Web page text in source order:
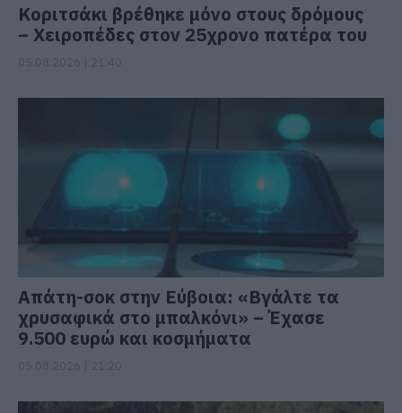
Κοριτσάκι βρέθηκε μόνο στους δρόμους
– Χειροπέδες στον 25χρονο πατέρα του
Απάτη-σοκ στην Εύβοια: «Βγάλτε τα
χρυσαφικά στο μπαλκόνι» – Έχασε
9.500 ευρώ και κοσμήματα